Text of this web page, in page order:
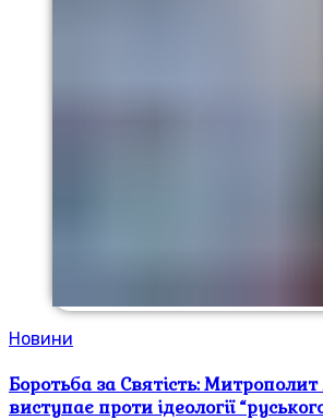
Новини
Боротьба за Святість:
виступає проти ідеології